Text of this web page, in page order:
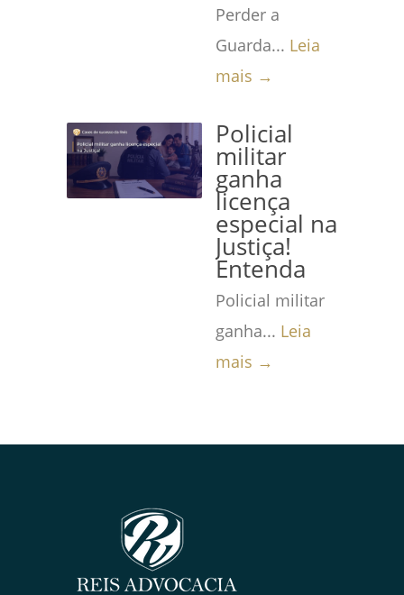
Perder a
Guarda... Leia
mais →
Policial
militar
ganha
licença
especial na
Justiça!
Entenda
Policial militar
ganha... Leia
mais →